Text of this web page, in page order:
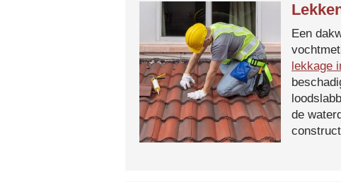
Een
lekkage
de